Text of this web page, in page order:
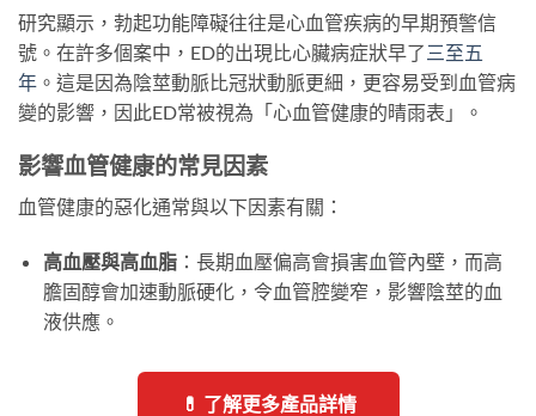
研究顯示，勃起功能障礙往往是心血管疾病的早期預警信
號。在許多個案中，ED的出現比心臟病症狀早了 三至五
年 。這是因為陰莖動脈比冠狀動脈更細，更容易受到血管病
變的影響，因此ED常被視為「心血管健康的晴雨表」。
影響血管健康的常見因素
血管健康的惡化通常與以下因素有關：
高血壓與高血脂：長期血壓偏高會損害血管內壁，而高
膽固醇會加速動脈硬化，令血管腔變窄，影響陰莖的血
液供應。
💊 了解更多產品詳情